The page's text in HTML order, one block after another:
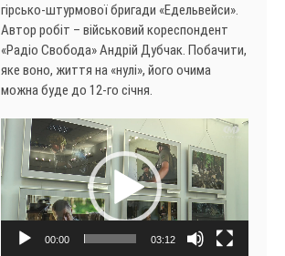
гірсько-штурмової бригади «Едельвейси».
Автор робіт – військовий кореспондент
«Радіо Свобода» Андрій Дубчак. Побачити,
яке воно, життя на «нулі», його очима
можна буде до 12-го січня.
Video
Player
00:00 03:12